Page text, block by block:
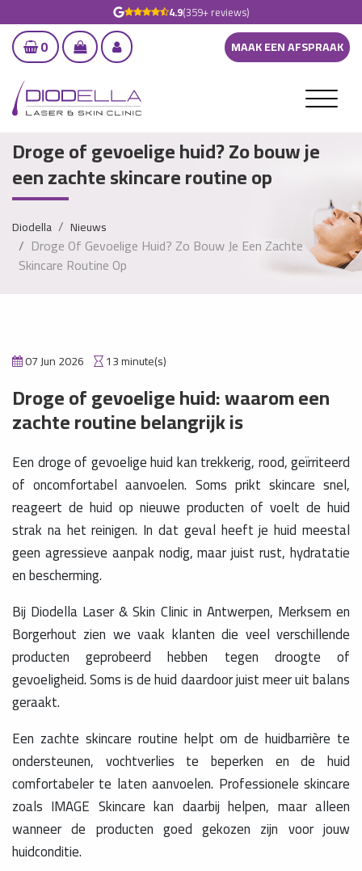
4.9(359+ reviews)
0 MAAK EEN AFSPRAAK
Droge of gevoelige huid? Zo bouw je
een zachte skincare routine op
Diodella Nieuws
Droge Of Gevoelige Huid? Zo Bouw Je Een Zachte
Skincare Routine Op
07 Jun 2026 13 minute(s)
Droge of gevoelige huid: waarom een
zachte routine belangrijk is
Een droge of gevoelige huid kan trekkerig, rood, geïrriteerd
of oncomfortabel aanvoelen. Soms prikt skincare snel,
reageert de huid op nieuwe producten of voelt de huid
strak na het reinigen. In dat geval heeft je huid meestal
geen agressieve aanpak nodig, maar juist rust, hydratatie
en bescherming.
Bij Diodella Laser & Skin Clinic in Antwerpen, Merksem en
Borgerhout zien we vaak klanten die veel verschillende
producten geprobeerd hebben tegen droogte of
gevoeligheid. Soms is de huid daardoor juist meer uit balans
geraakt.
Een zachte skincare routine helpt om de huidbarrière te
ondersteunen, vochtverlies te beperken en de huid
comfortabeler te laten aanvoelen. Professionele skincare
zoals IMAGE Skincare kan daarbij helpen, maar alleen
wanneer de producten goed gekozen zijn voor jouw
huidconditie.